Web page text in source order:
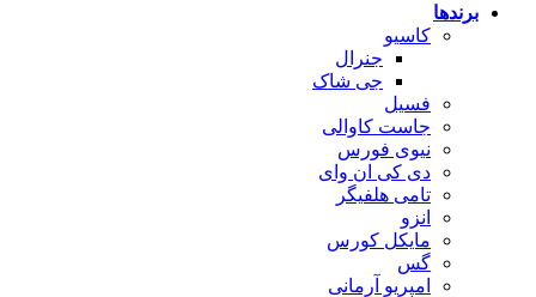
برندها
کاسیو
جنرال
جی شاک
فسیل
جاست کاوالی
نیوی فورس
دی کی ان وای
تامی هلفیگر
انزو
مایکل کورس
گس
امپریو آرمانی